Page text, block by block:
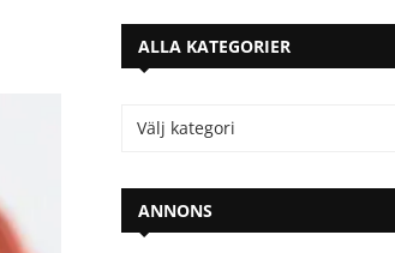
ALLA KATEGORIER
ANNONS